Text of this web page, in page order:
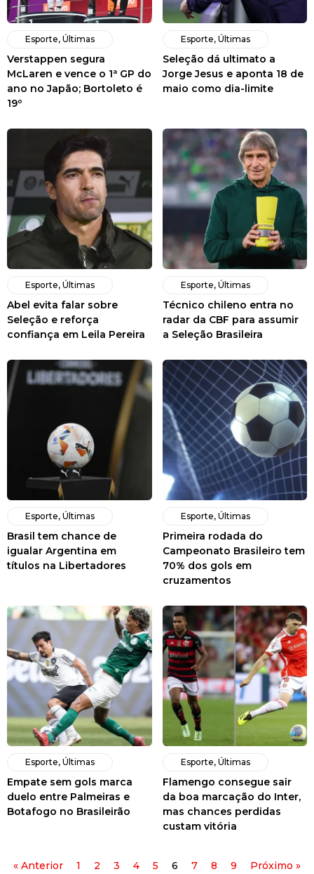
Esporte, Últimas
Verstappen segura
McLaren e vence o 1ª GP do
ano no Japão; Bortoleto é
19º
Esporte, Últimas
Seleção dá ultimato a
Jorge Jesus e aponta 18 de
maio como dia-limite
Esporte, Últimas
Abel evita falar sobre
Seleção e reforça
confiança em Leila Pereira
Esporte, Últimas
Técnico chileno entra no
radar da CBF para assumir
a Seleção Brasileira
Esporte, Últimas
Brasil tem chance de
igualar Argentina em
títulos na Libertadores
Esporte, Últimas
Primeira rodada do
Campeonato Brasileiro tem
70% dos gols em
cruzamentos
Esporte, Últimas
Empate sem gols marca
duelo entre Palmeiras e
Botafogo no Brasileirão
Esporte, Últimas
Flamengo consegue sair
da boa marcação do Inter,
mas chances perdidas
custam vitória
« Anterior 1 2 3 4 5 6 7 8 9 Próximo »